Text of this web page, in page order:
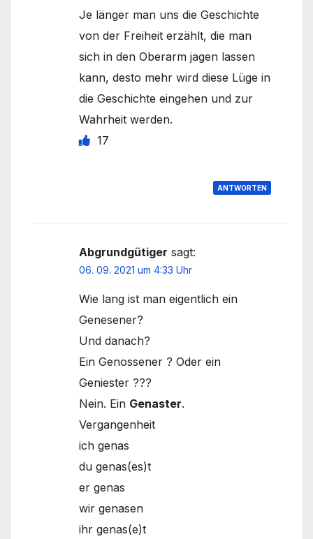
Je länger man uns die Geschichte
von der Freiheit erzählt, die man
sich in den Oberarm jagen lassen
kann, desto mehr wird diese Lüge in
die Geschichte eingehen und zur
Wahrheit werden.
17
ANTWORTEN
Abgrundgütiger sagt:
06. 09. 2021 um 4:33 Uhr
Wie lang ist man eigentlich ein
Genesener?
Und danach?
Ein Genossener ? Oder ein
Geniester ???
Nein. Ein Genaster.
Vergangenheit
ich genas
du genas(es)t
er genas
wir genasen
ihr genas(e)t